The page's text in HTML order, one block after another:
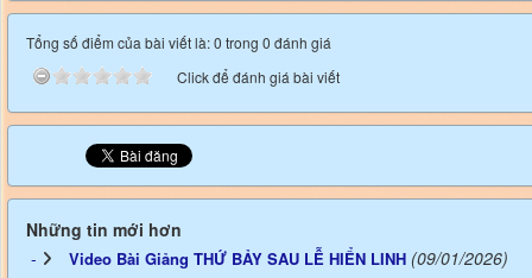
Tổng số điểm của bài viết là: 0 trong 0 đánh giá
Click để đánh giá bài viết
Những tin mới hơn
Video Bài Giảng THỨ BẢY SAU LỄ HIỂN LINH (09/01/2026)